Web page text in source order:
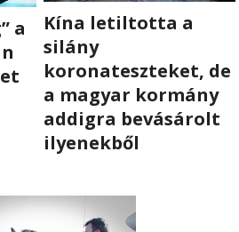
a
Kína letiltotta a
silány
koronateszteket, de
a magyar kormány
addigra bevásárolt
ilyenekből